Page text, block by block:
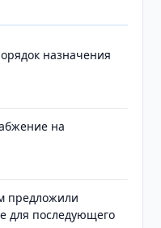
назначения
на
предложили
для последующего